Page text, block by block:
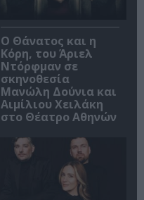
Ο Θάνατος και η
Κόρη, του Άριελ
Ντόρφμαν σε
σκηνοθεσία
Μανώλη Δούνια και
Αιμίλιου Χειλάκη
στο Θέατρο Αθηνών